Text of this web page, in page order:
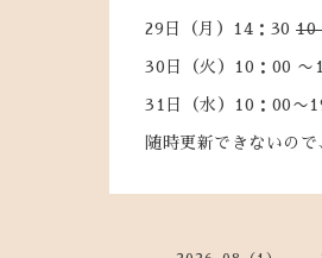
29日（月）14：30 10
30日（火）10：00 〜
31日（水）10：00〜
随時更新できないの